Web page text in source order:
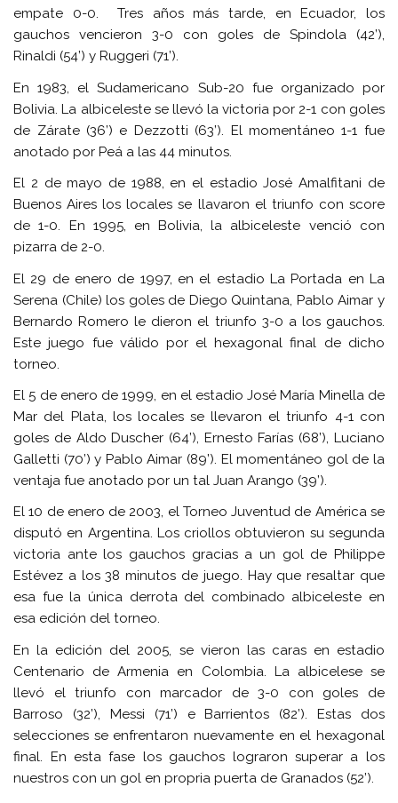
empate 0-0. Tres años más tarde, en Ecuador, los
gauchos vencieron 3-0 con goles de Spindola (42’),
Rinaldi (54’) y Ruggeri (71’).
En 1983, el Sudamericano Sub-20 fue organizado por
Bolivia. La albiceleste se llevó la victoria por 2-1 con goles
de Zárate (36’) e Dezzotti (63’). El momentáneo 1-1 fue
anotado por Peá a las 44 minutos.
El 2 de mayo de 1988, en el estadio José Amalfitani de
Buenos Aires los locales se llavaron el triunfo con score
de 1-0. En 1995, en Bolivia, la albiceleste venció con
pizarra de 2-0.
El 29 de enero de 1997, en el estadio La Portada en La
Serena (Chile) los goles de Diego Quintana, Pablo Aimar y
Bernardo Romero le dieron el triunfo 3-0 a los gauchos.
Este juego fue válido por el hexagonal final de dicho
torneo.
El 5 de enero de 1999, en el estadio José María Minella de
Mar del Plata, los locales se llevaron el triunfo 4-1 con
goles de Aldo Duscher (64’), Ernesto Farías (68’), Luciano
Galletti (70’) y Pablo Aimar (89’). El momentáneo gol de la
ventaja fue anotado por un tal Juan Arango (39’).
El 10 de enero de 2003, el Torneo Juventud de América se
disputó en Argentina. Los criollos obtuvieron su segunda
victoria ante los gauchos gracias a un gol de Philippe
Estévez a los 38 minutos de juego. Hay que resaltar que
esa fue la única derrota del combinado albiceleste en
esa edición del torneo.
En la edición del 2005, se vieron las caras en estadio
Centenario de Armenia en Colombia. La albicelese se
llevó el triunfo con marcador de 3-0 con goles de
Barroso (32’), Messi (71’) e Barrientos (82’). Estas dos
selecciones se enfrentaron nuevamente en el hexagonal
final. En esta fase los gauchos lograron superar a los
nuestros con un gol en propria puerta de Granados (52’).